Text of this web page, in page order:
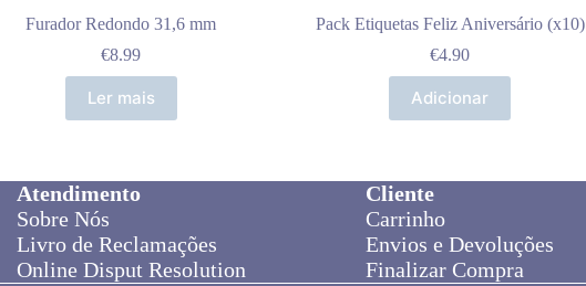
Furador Redondo 31,6 mm
€8.99
Ler mais
Pack Etiquetas Feliz Aniversário (x10)
€4.90
Adicionar
Atendimento
Sobre Nós
Livro de Reclamações
Online Disput Resolution
Cliente
Carrinho
Envios e Devoluções
Finalizar Compra